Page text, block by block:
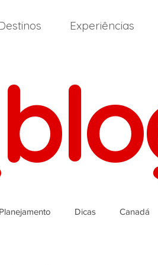
Experiências
Planejamento Dicas Canadá